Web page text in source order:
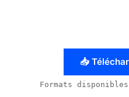
📥
Formats